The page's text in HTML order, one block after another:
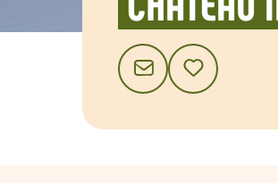
CONTACTAJOUTER